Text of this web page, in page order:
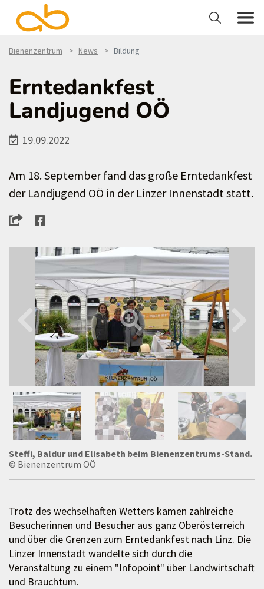
Bienenzentrum News Bildung
Erntedankfest
Landjugend OÖ
19.09.2022
Am 18. September fand das große Erntedankfest
der Landjugend OÖ in der Linzer Innenstadt statt.
Steffi, Baldur und Elisabeth beim Bienenzentrums-Stand.
© Bienenzentrum OÖ
Trotz des wechselhaften Wetters kamen zahlreiche
Besucherinnen und Besucher aus ganz Oberösterreich
und über die Grenzen zum Erntedankfest nach Linz. Die
Linzer Innenstadt wandelte sich durch die
Veranstaltung zu einem "Infopoint" über Landwirtschaft
und Brauchtum.